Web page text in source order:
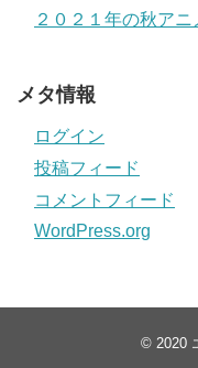
２０２１年の秋アニ
メタ情報
ログイン
投稿フィード
コメントフィード
WordPress.org
© 2020